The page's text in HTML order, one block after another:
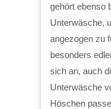
gehört ebenso
Unterwäsche,
angezogen zu
besonders
sich an, auch
Unterwäsche
Höschen